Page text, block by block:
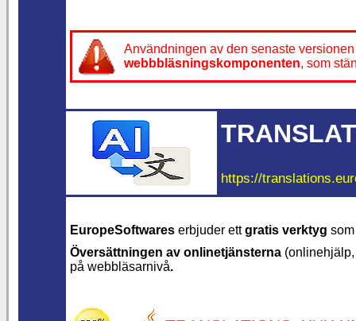
Användningen av den senaste
webbbläsningskomponenten, som
https://
EuropeSoftwares erbjuder ettgratis verktyg
Översättningen av onlinetjänsterna
på webbläsarnivå.